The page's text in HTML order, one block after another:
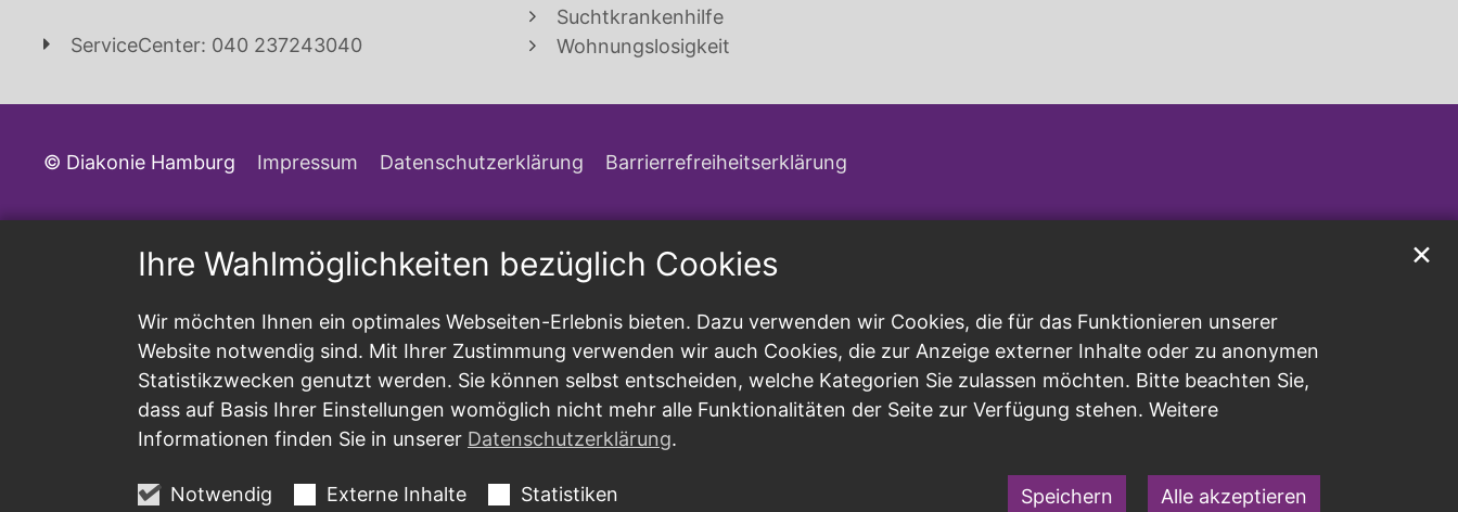
Ihre Wahlmöglichkeiten bezüglich Cookies
Wir möchten Ihnen ein optimales Webseiten-Erlebnis bieten. Dazu verwenden wir Cookies, die für das Funktionieren unserer
Website notwendig sind. Mit Ihrer Zustimmung verwenden wir auch Cookies, die zur Anzeige externer Inhalte oder zu anonymen
Statistikzwecken genutzt werden. Sie können selbst entscheiden, welche Kategorien Sie zulassen möchten. Bitte beachten Sie,
dass auf Basis Ihrer Einstellungen womöglich nicht mehr alle Funktionalitäten der Seite zur Verfügung stehen. Weitere
Informationen finden Sie in unserer Datenschutzerklärung.
Notwendig Externe Inhalte Statistiken Speichern Alle akzeptieren
✕
ServiceCenter: 040 237243040
Suchtkrankenhilfe
Wohnungslosigkeit
© Diakonie Hamburg Impressum Datenschutzerklärung Barrierrefreiheitserklärung